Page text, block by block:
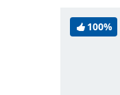
100%